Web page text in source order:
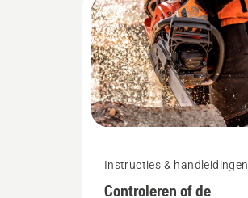
Instructies & handleidingen
Controleren of de